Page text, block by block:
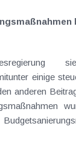
einige
anderen